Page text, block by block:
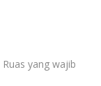
Ruas yang wajib